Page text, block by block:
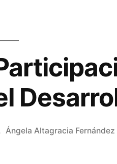
Publicado
Ángela Altagracia Fernández